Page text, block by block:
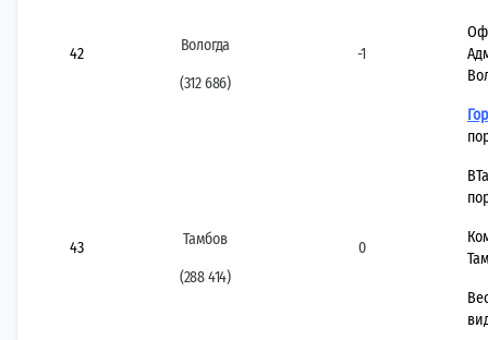
42 Вологда
(312 686)
-1
43 Тамбов
(288 414)
0